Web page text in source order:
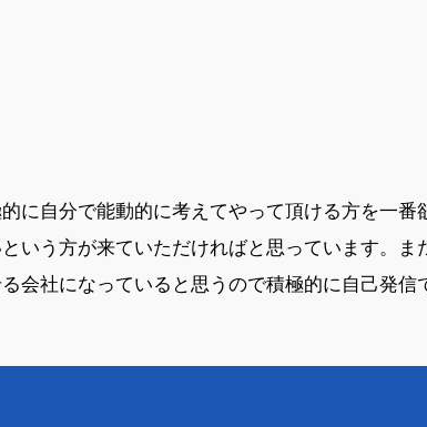
に自分で能動的に考えてやって頂ける方を一番
いう方が来ていただければと思っています。
会社になっていると思うので積極的に自己発信